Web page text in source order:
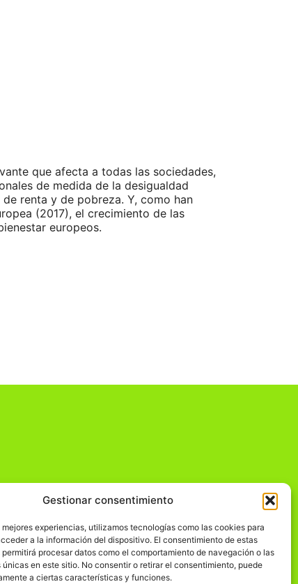
Gestionar consentimiento
mejores experiencias, utilizamos tecnologías como las cookies para
a la información del dispositivo. El consentimiento de estas
procesar datos como el comportamiento de navegación o las
en este sitio. No consentir o retirar el consentimiento, puede
a ciertas características y funciones.
que afecta a todas las sociedades,
de medida de la desigualdad
renta y de pobreza. Y, como han
(2017), el crecimiento de las
europeos.